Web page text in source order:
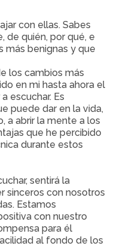
con ellas. Sabes
de quién, por qué, e
más benignas y que
los cambios más
en mi hasta ahora el
escuchar. Es
puede dar en la vida,
a abrir la mente a los
que he percibido
durante estos
sentirá la
sinceros con nosotros
Estamos
con nuestro
para él
al fondo de los